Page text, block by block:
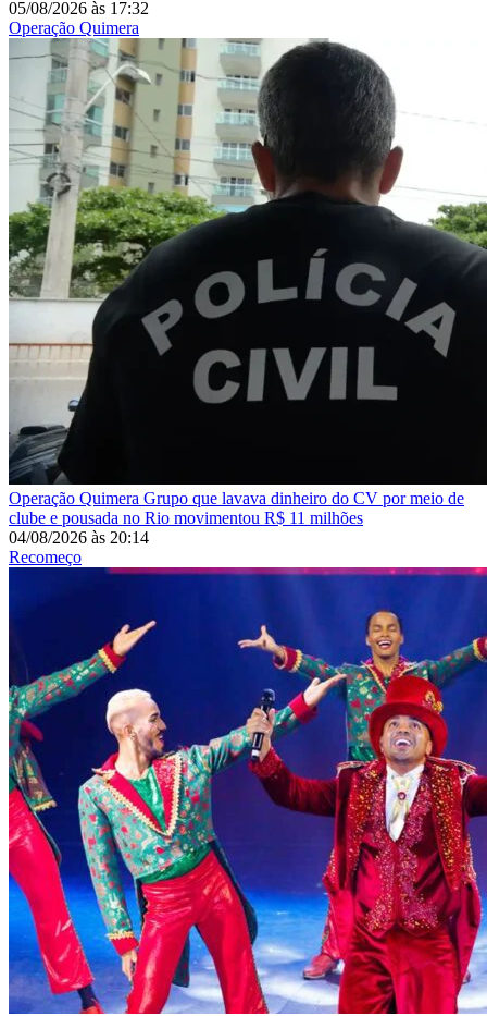
05/08/2026 às 17:32
Operação Quimera
Operação Quimera Grupo que lavava dinheiro do CV por meio de
clube e pousada no Rio movimentou R$ 11 milhões
04/08/2026 às 20:14
Recomeço